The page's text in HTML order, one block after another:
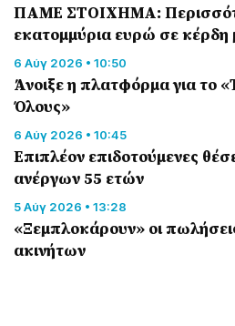
ΠΑΜΕ ΣΤΟΙΧΗΜΑ:
εκατομμύρια ευρώ σε κέρδη
6 Αύγ 2026 • 10:50
Άνοιξε η πλατφόρμα για το
Όλους»
6 Αύγ 2026 • 10:45
Επιπλέον επιδοτούμενες
ανέργων 55 ετών
5 Αύγ 2026 • 13:28
«Ξεμπλοκάρουν» οι
ακινήτων